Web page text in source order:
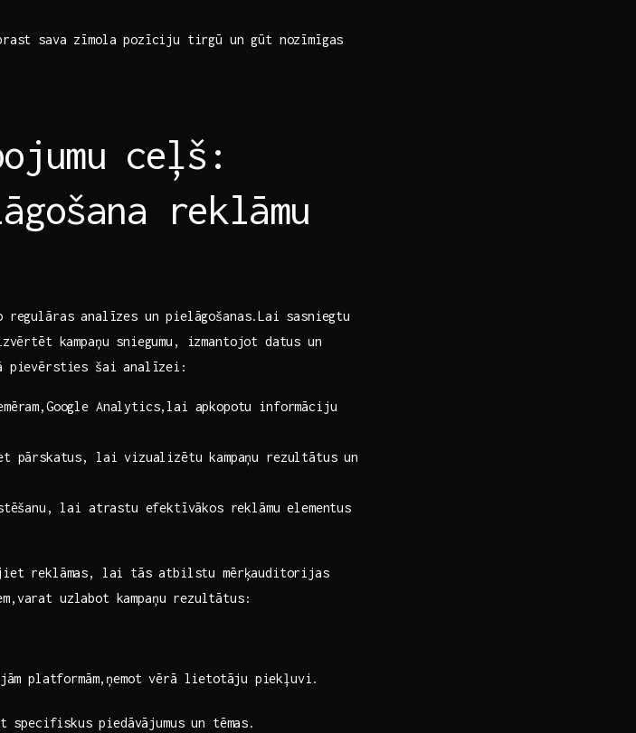
sava zīmola pozīciju tirgū‍ un gūt nozīmīgas
ceļš:
reklāmu
analīzes un pielāgošanas.Lai⁢ sasniegtu
kampaņu sniegumu, izmantojot datus ​un
šai ‌analīzei:
Analytics,lai apkopotu informāciju
pārskatus, lai vizualizētu kampaņu rezultātus un
lai atrastu ‌efektīvākos reklāmu elementus
⁣reklāmas, ‍lai tās atbilstu mērķauditorijas
uzlabot kampaņu‌ rezultātus:
platformām,ņemot vērā lietotāju⁢ piekļuvi.
specifiskus ‌piedāvājumus un tēmas.